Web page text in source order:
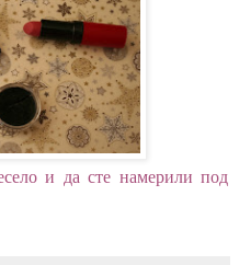
и да сте намерили под